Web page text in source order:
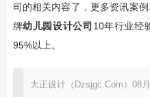
司的相关内容了，更多资讯案
牌幼儿园设计公司 10年行业经
95%以上。
大正设计（Dzsjgc.Com）08